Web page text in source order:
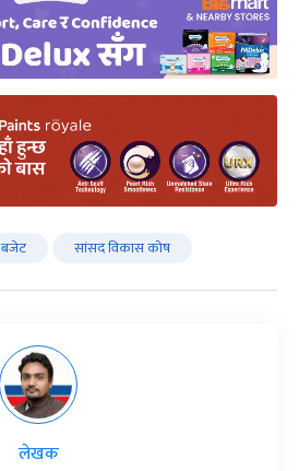
बजेट सांसद विकास कोष
लेखक